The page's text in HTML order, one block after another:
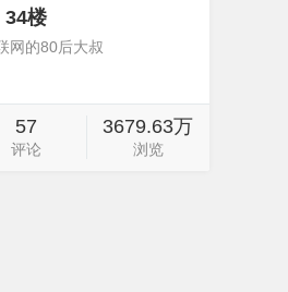
34楼
网的80后大叔
57
评论
3679.63万
浏览